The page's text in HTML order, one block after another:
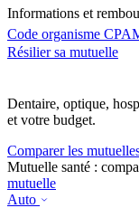
Informations et
Code organisme
Résilier sa mutuelle
Dentaire, optique,
et votre budget.
Comparer les
Mutuelle santé :
mutuelle
Auto